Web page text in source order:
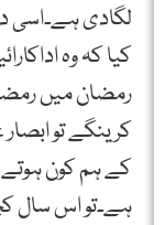
لگادی ہے۔اسی
کیا کہ وہ
رمضان میں
کرینگے تو
کے ہم کون ہوتے
ہے۔تو اس سال